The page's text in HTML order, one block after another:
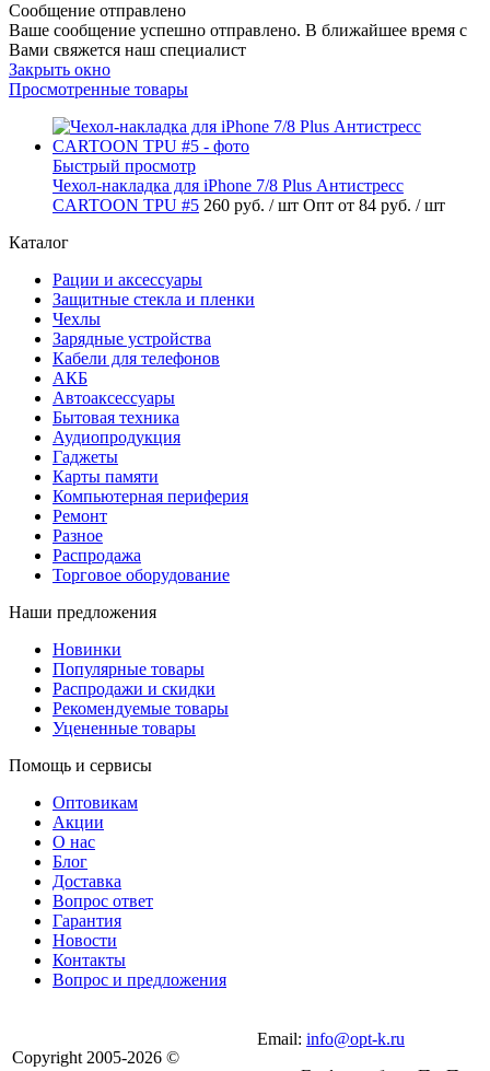
Сообщение отправлено
Ваше сообщение успешно отправлено. В ближайшее время с
Вами свяжется наш специалист
Закрыть окно
Просмотренные товары
Быстрый просмотр
Чехол-накладка для iPhone 7/8 Plus Антистресс
CARTOON TPU #5 260 руб. / шт Опт от 84 руб. / шт
Каталог
Рации и аксессуары
Защитные стекла и пленки
Чехлы
Зарядные устройства
Кабели для телефонов
АКБ
Автоаксессуары
Бытовая техника
Аудиопродукция
Гаджеты
Карты памяти
Компьютерная периферия
Ремонт
Разное
Распродажа
Торговое оборудование
Наши предложения
Новинки
Популярные товары
Распродажи и скидки
Рекомендуемые товары
Уцененные товары
Помощь и сервисы
Оптовикам
Акции
О нас
Блог
Доставка
Вопрос ответ
Гарантия
Новости
Контакты
Вопрос и предложения
Copyright 2005-2026 ©
Email: info@opt-k.ru